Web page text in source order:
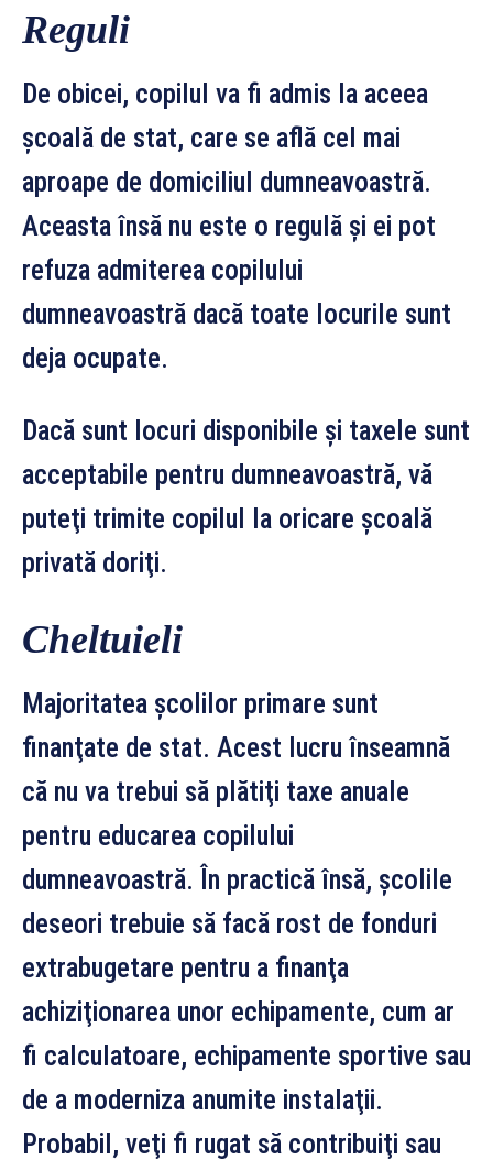
Reguli
De obicei, copilul va fi admis la aceea
şcoală de stat, care se află cel mai
aproape de domiciliul dumneavoastră.
Aceasta însă nu este o regulă şi ei pot
refuza admiterea copilului
dumneavoastră dacă toate locurile sunt
deja ocupate.
Dacă sunt locuri disponibile şi taxele sunt
acceptabile pentru dumneavoastră, vă
puteţi trimite copilul la oricare şcoală
privată doriţi.
Cheltuieli
Majoritatea şcolilor primare sunt
finanţate de stat. Acest lucru înseamnă
că nu va trebui să plătiţi taxe anuale
pentru educarea copilului
dumneavoastră. În practică însă, şcolile
deseori trebuie să facă rost de fonduri
extrabugetare pentru a finanţa
achiziţionarea unor echipamente, cum ar
fi calculatoare, echipamente sportive sau
de a moderniza anumite instalaţii.
Probabil, veţi fi rugat să contribuiţi sau